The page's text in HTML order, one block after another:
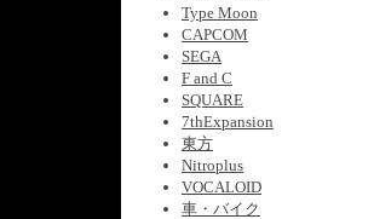
Type Moon
CAPCOM
SEGA
F and C
SQUARE
7thExpansion
東方
Nitroplus
VOCALOID
車・バイク